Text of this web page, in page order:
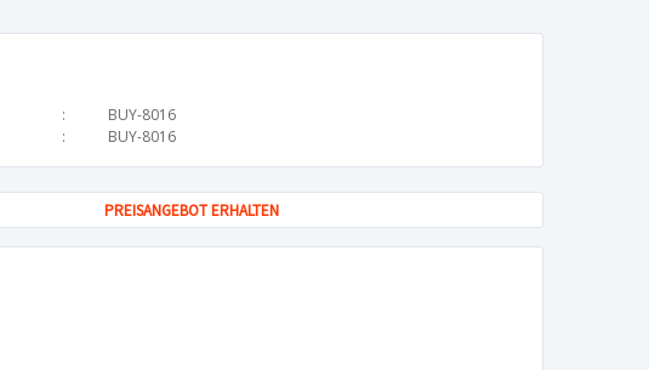
BUY-8016
BUY-8016
PREISANGEBOT ERHALTEN